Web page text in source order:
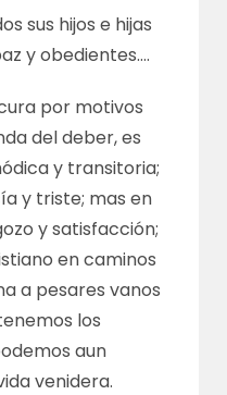
sus hijos e hijas
y obedientes….
por motivos
del deber, es
y transitoria;
y triste; mas en
y satisfacción;
en caminos
a pesares vanos
los
aun
venidera.